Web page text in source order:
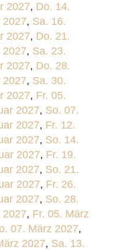
2027, Do. 14.
2027, Sa. 16.
2027, Do. 21.
2027, Sa. 23.
2027, Do. 28.
2027, Sa. 30.
2027, Fr. 05.
2027, So. 07.
2027, Fr. 12.
2027, So. 14.
2027, Fr. 19.
2027, So. 21.
2027, Fr. 26.
2027, So. 28.
2027, Fr. 05. März
07. März 2027,
2027, Sa. 13.